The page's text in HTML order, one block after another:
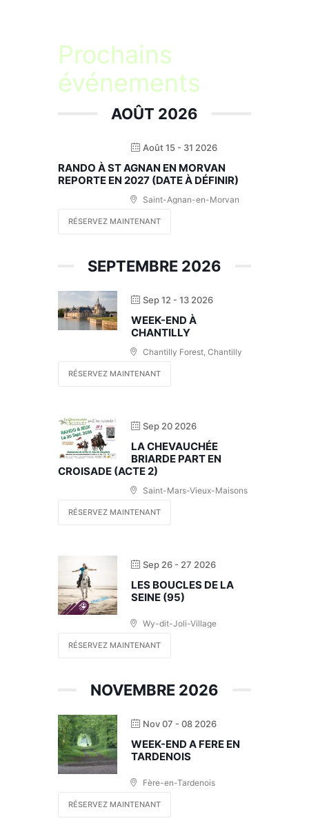
Prochains
événements
AOÛT 2026
Août 15 - 31 2026
RANDO À ST AGNAN EN MORVAN
REPORTE EN 2027 (DATE À DÉFINIR)
Saint-Agnan-en-Morvan
RÉSERVEZ MAINTENANT
SEPTEMBRE 2026
Sep 12 - 13 2026
WEEK-END À
CHANTILLY
Chantilly Forest, Chantilly
RÉSERVEZ MAINTENANT
Sep 20 2026
LA CHEVAUCHÉE
BRIARDE PART EN
CROISADE (ACTE 2)
Saint-Mars-Vieux-Maisons
RÉSERVEZ MAINTENANT
Sep 26 - 27 2026
LES BOUCLES DE LA
SEINE (95)
Wy-dit-Joli-Village
RÉSERVEZ MAINTENANT
NOVEMBRE 2026
Nov 07 - 08 2026
WEEK-END A FERE EN
TARDENOIS
Fère-en-Tardenois
RÉSERVEZ MAINTENANT